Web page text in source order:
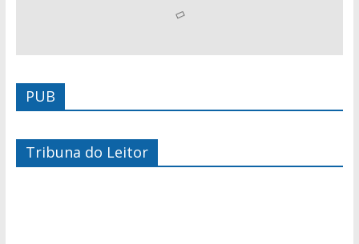
PUB
Tribuna do Leitor